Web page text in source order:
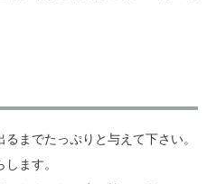
までたっぷりと与えて下さい。
ます。